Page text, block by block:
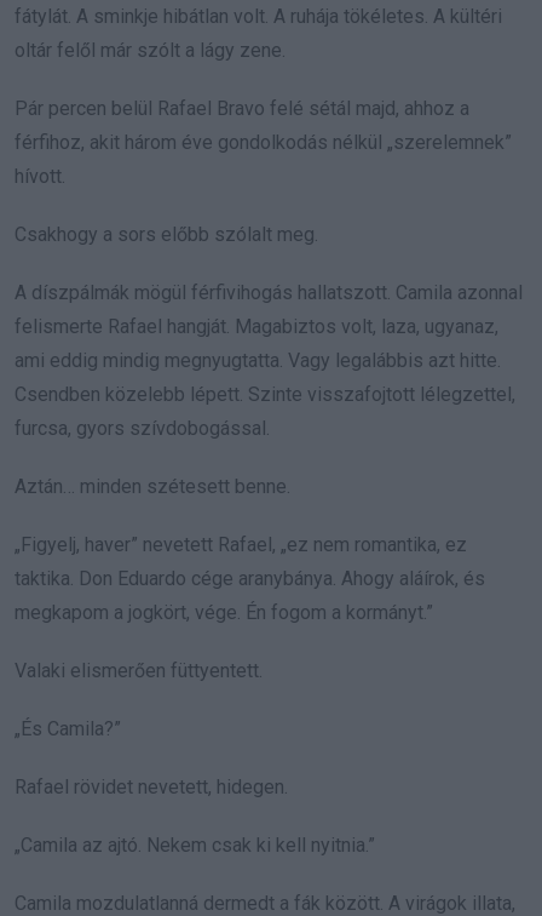
fátylát. A sminkje hibátlan volt. A ruhája tökéletes. A kültéri
oltár felől már szólt a lágy zene.
Pár percen belül Rafael Bravo felé sétál majd, ahhoz a
férfihoz, akit három éve gondolkodás nélkül „szerelemnek”
hívott.
Csakhogy a sors előbb szólalt meg.
A díszpálmák mögül férfivihogás hallatszott. Camila azonnal
felismerte Rafael hangját. Magabiztos volt, laza, ugyanaz,
ami eddig mindig megnyugtatta. Vagy legalábbis azt hitte.
Csendben közelebb lépett. Szinte visszafojtott lélegzettel,
furcsa, gyors szívdobogással.
Aztán… minden szétesett benne.
„Figyelj, haver” nevetett Rafael, „ez nem romantika, ez
taktika. Don Eduardo cége aranybánya. Ahogy aláírok, és
megkapom a jogkört, vége. Én fogom a kormányt.”
Valaki elismerően füttyentett.
„És Camila?”
Rafael rövidet nevetett, hidegen.
„Camila az ajtó. Nekem csak ki kell nyitnia.”
Camila mozdulatlanná dermedt a fák között. A virágok illata,